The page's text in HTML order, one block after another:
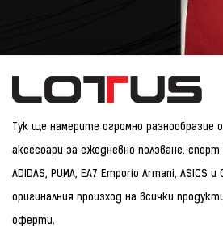
Тук ще намерите огромно разнообразие
аксесоари за ежедневно ползване, спорт
ADIDAS, PUMA, EA7 Emporio Armani, ASICS и
оригиналния произход на всички
оферти.